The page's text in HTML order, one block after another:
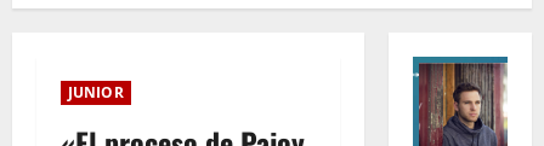
JUNIOR